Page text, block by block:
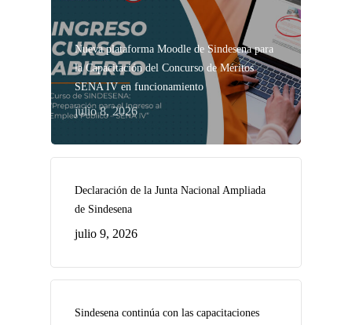
Nueva plataforma Moodle de Sindesena para
la Capacitación del Concurso de Méritos
SENA IV en funcionamiento
julio 8, 2026
Declaración de la Junta Nacional Ampliada
de Sindesena
julio 9, 2026
Sindesena continúa con las capacitaciones